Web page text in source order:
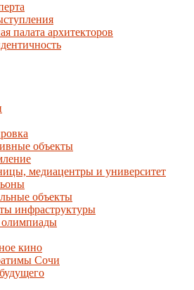
палата архитекторов
объекты
медиацентры и университет
объекты
инфраструктуры
кино
Сочи